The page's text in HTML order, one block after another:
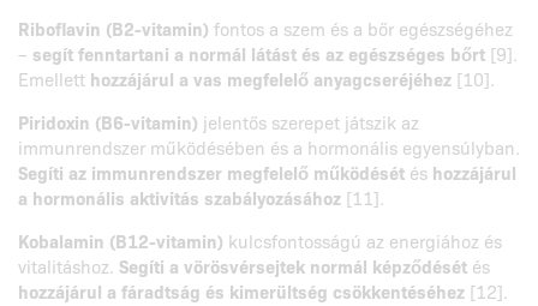
Riboflavin (B2-vitamin) fontos a szem és a bőr egészségéhez
– segít fenntartani a normál látást és az egészséges bőrt [9].
Emellett hozzájárul a vas megfelelő anyagcseréjéhez [10].
Piridoxin (B6-vitamin) jelentős szerepet játszik az
immunrendszer működésében és a hormonális egyensúlyban.
Segíti az immunrendszer megfelelő működését és hozzájárul
a hormonális aktivitás szabályozásához [11].
Kobalamin (B12-vitamin) kulcsfontosságú az energiához és
vitalitáshoz. Segíti a vörösvérsejtek normál képződését és
hozzájárul a fáradtság és kimerültség csökkentéséhez [12].